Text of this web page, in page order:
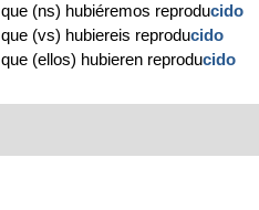
que (ns) hubiéremos reproducido
que (vs) hubiereis reproducido
que (ellos) hubieren reproducido